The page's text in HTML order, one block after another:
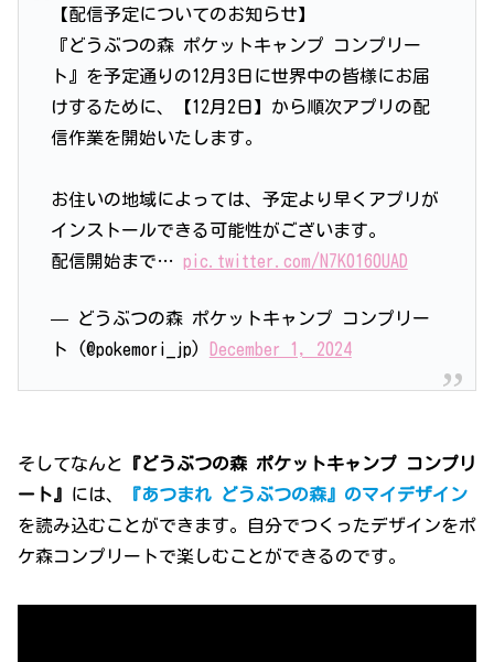
【配信予定についてのお知らせ】
『どうぶつの森 ポケットキャンプ コンプリー
ト』を予定通りの12月3日に世界中の皆様にお届
けするために、【12月2日】から順次アプリの配
信作業を開始いたします。
お住いの地域によっては、予定より早くアプリが
インストールできる可能性がございます。
配信開始まで… pic.twitter.com/N7K0160UAD
— どうぶつの森 ポケットキャンプ コンプリー
ト (@pokemori_jp)
December 1, 2024
そしてなんと
『どうぶつの森 ポケットキャンプ コンプリ
ート』
には、
『あつまれ どうぶつの森』のマイデザイン
を読み込むことができます。自分でつくったデザインをポ
ケ森コンプリートで楽しむことができるのです。